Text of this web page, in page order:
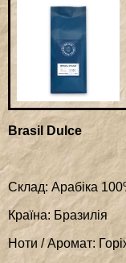
Brasil Dulce
Склад: Арабіка
Країна: Бразилія
Ноти / Аромат: